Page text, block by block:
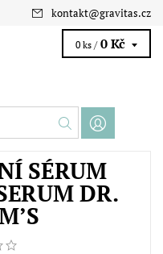
kontakt@gravitas.cz
0 ks / 0 Kč
SÉRUM
DR.